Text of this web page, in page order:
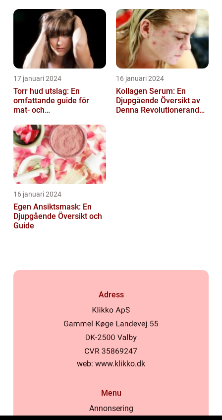
17 januari 2024
Torr hud utslag: En
omfattande guide för
mat- och
16 januari 2024
Kollagen Serum: En
Djupgående Översikt av
Denna Revolutionerande
16 januari 2024
Egen Ansiktsmask: En
Djupgående Översikt och
Guide
Adress
web: www.klikko.dk
Menu
Annonsering